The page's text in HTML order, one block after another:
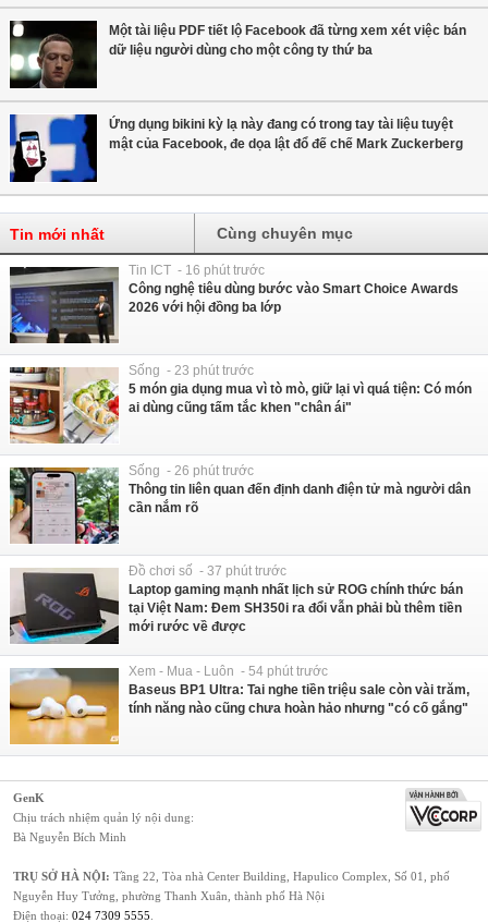
Một tài liệu PDF tiết lộ Facebook đã từng xem xét việc bán
dữ liệu người dùng cho một công ty thứ ba
Ứng dụng bikini kỳ lạ này đang có trong tay tài liệu tuyệt
mật của Facebook, đe dọa lật đổ đế chế Mark Zuckerberg
Tin mới nhất Cùng chuyên mục
Tin ICT - 16 phút trước
Công nghệ tiêu dùng bước vào Smart Choice Awards
2026 với hội đồng ba lớp
Sống - 23 phút trước
5 món gia dụng mua vì tò mò, giữ lại vì quá tiện: Có món
ai dùng cũng tấm tắc khen "chân ái"
Sống - 26 phút trước
Thông tin liên quan đến định danh điện tử mà người dân
cần nắm rõ
Đồ chơi số - 37 phút trước
Laptop gaming mạnh nhất lịch sử ROG chính thức bán
tại Việt Nam: Đem SH350i ra đổi vẫn phải bù thêm tiền
mới rước về được
Xem - Mua - Luôn - 54 phút trước
Baseus BP1 Ultra: Tai nghe tiền triệu sale còn vài trăm,
tính năng nào cũng chưa hoàn hảo nhưng "có cố gắng"
GenK
Chịu trách nhiệm quản lý nội dung:
Bà Nguyễn Bích Minh
TRỤ SỞ HÀ NỘI: Tầng 22, Tòa nhà Center Building, Hapulico Complex, Số 01, phố
Nguyễn Huy Tưởng, phường Thanh Xuân, thành phố Hà Nội
Điện thoại: 024 7309 5555